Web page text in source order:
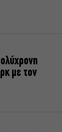
με τον